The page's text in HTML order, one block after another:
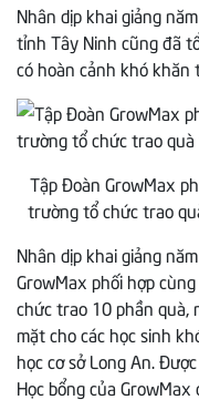
Nhân dịp khai giảng
tỉnh Tây Ninh cũng đã
có hoàn cảnh khó khăn
Tập Đoàn GrowMax
trường tổ chức trao
Nhân dịp khai giảng
GrowMax phối hợp
chức trao 10 phần quà,
mặt cho các học sinh
học cơ sở Long An.
Học bổng của